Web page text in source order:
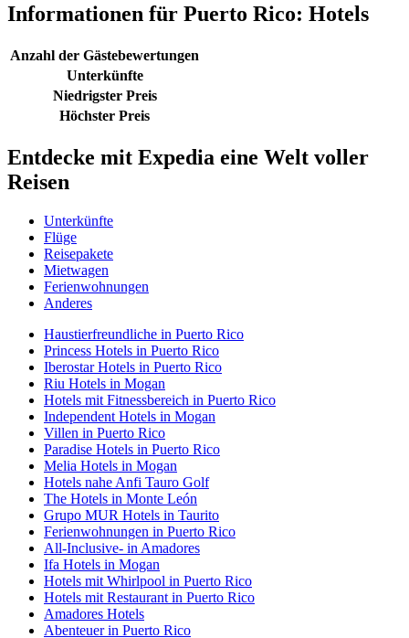
Informationen für Puerto Rico: Hotels
Anzahl der Gästebewertungen
Unterkünfte
Niedrigster Preis
Höchster Preis
Entdecke mit Expedia eine Welt voller
Reisen
Unterkünfte
Flüge
Reisepakete
Mietwagen
Ferienwohnungen
Anderes
Haustierfreundliche in Puerto Rico
Princess Hotels in Puerto Rico
Iberostar Hotels in Puerto Rico
Riu Hotels in Mogan
Hotels mit Fitnessbereich in Puerto Rico
Independent Hotels in Mogan
Villen in Puerto Rico
Paradise Hotels in Puerto Rico
Melia Hotels in Mogan
Hotels nahe Anfi Tauro Golf
The Hotels in Monte León
Grupo MUR Hotels in Taurito
Ferienwohnungen in Puerto Rico
All-Inclusive- in Amadores
Ifa Hotels in Mogan
Hotels mit Whirlpool in Puerto Rico
Hotels mit Restaurant in Puerto Rico
Amadores Hotels
Abenteuer in Puerto Rico